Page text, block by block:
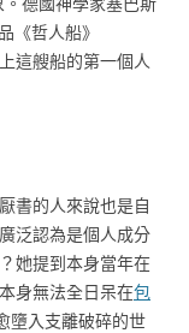
《哲人船》
這艘船的第一個人
書的人來說也是自
泛認為是個人成分
她提到本身當年在
身無法全日呆在包
墮入支離破碎的世